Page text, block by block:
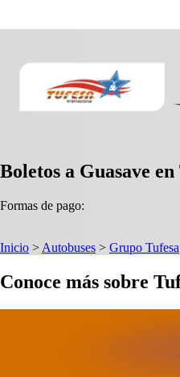
Boletos a Guasave
Formas de pago:
Inicio > Autobuses > Grupo Tufesa
Conoce más sobre